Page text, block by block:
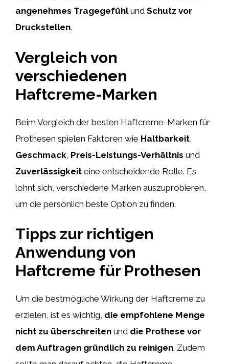
angenehmes Tragegefühlund Schutz vor
Druckstellen.
Vergleich von
verschiedenen
Haftcreme-Marken
Beim Vergleich der besten Haftcreme-Marken für
Prothesen spielen Faktoren wie Haltbarkeit
Geschmack Preis-Leistungs-Verhältnis und
Zuverlässigkeit eine entscheidende Rolle. Es
lohnt sich, verschiedene Marken auszuprobieren,
um die persönlich beste Option zu finden.
Tipps zur richtigen
Anwendung von
Haftcreme für Prothesen
Um die bestmögliche Wirkung der Haftcreme zu
erzielen, ist es wichtig, die empfohlene Menge
nicht zu überschreiten und die Prothese vor
dem Auftragen gründlich zu reinigen. Zudem